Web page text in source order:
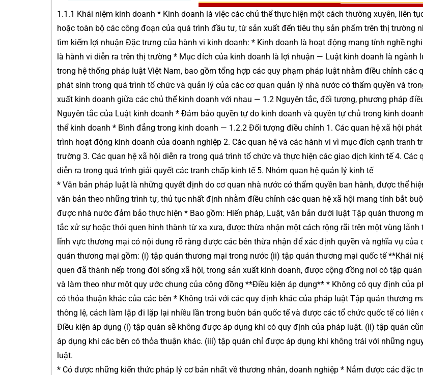
1.1.1 Khái niệm kinh doanh * Kinh doanh là việc các chủ thể thực hiện một cách thường xuyên, liên
hoặc toàn bộ các công đoạn của quá trình đầu tư, từ sản xuất đến tiêu thụ sản phẩm trên thị trường
tìm kiếm lợi nhuận Đặc trưng của hành vi kinh doanh: * Kinh doanh là hoạt động mang tính nghề
là hành vi diễn ra trên thị trường * Mục đích của kinh doanh là lợi nhuận — Luật kinh doanh là ngành
trong hệ thống pháp luật Việt Nam, bao gồm tổng hợp các quy phạm pháp luật nhằm điều chỉnh các
phát sinh trong quá trình tổ chức và quản lý của các cơ quan quản lý nhà nước có thẩm quyền và
xuất kinh doanh giữa các chủ thể kinh doanh với nhau — 1.2 Nguyên tắc, đối tượng, phương pháp
Nguyên tắc của Luật kinh doanh * Đảm bảo quyền tự do kinh doanh và quyền tự chủ trong kinh
thể kinh doanh * Bình đẳng trong kinh doanh — 1.2.2 Đối tượng điều chỉnh 1. Các quan hệ xã hội
trình hoạt động kinh doanh của doanh nghiệp 2. Các quan hệ và các hành vi vì mục đích cạnh tranh
trường 3. Các quan hệ xã hội diễn ra trong quá trình tổ chức và thực hiện các giao dịch kinh tế 4. Các
diễn ra trong quá trình giải quyết các tranh chấp kinh tế 5. Nhóm quan hệ quản lý kinh tế
* Văn bản pháp luật là những quyết định do cơ quan nhà nước có thẩm quyền ban hành, được thể
văn bản theo những trình tự, thủ tục nhất định nhằm điều chỉnh các quan hệ xã hội mang tính bắt
được nhà nước đảm bảo thực hiện * Bao gồm: Hiến pháp, Luật, văn bản dưới luật Tập quán thương
tắc xử sự hoặc thói quen hình thành từ xa xưa, được thừa nhận một cách rộng rãi trên một vùng lãnh
lĩnh vực thương mại có nội dung rõ ràng được các bên thừa nhận để xác định quyền và nghĩa vụ của
quán thương mại gồm: (i) tập quán thương mại trong nước (ii) tập quán thương mại quốc tế **Khái
quen đã thành nếp trong đời sống xã hội, trong sản xuất kinh doanh, được cộng đồng nơi có tập
và làm theo như một quy ước chung của cộng đồng **Điều kiện áp dụng** * Không có quy định của
có thỏa thuận khác của các bên * Không trái với các quy định khác của pháp luật Tập quán thương
thông lệ, cách làm lặp đi lặp lại nhiều lần trong buôn bán quốc tế và được các tổ chức quốc tế có liên
Điều kiện áp dụng (i) tập quán sẽ không được áp dụng khi có quy định của pháp luật. (ii) tập quán
áp dụng khi các bên có thỏa thuận khác. (iii) tập quán chỉ được áp dụng khi không trái với những
luật.
* Có được những kiến thức pháp lý cơ bản nhất về thương nhân, doanh nghiệp * Nắm được các đặc